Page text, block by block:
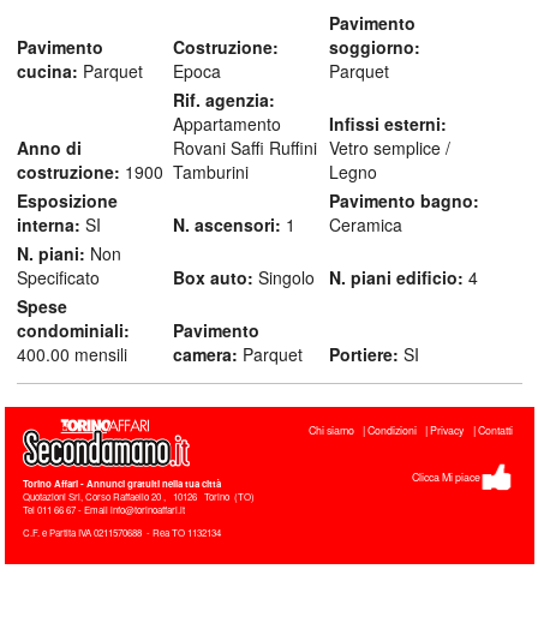
Pavimento
cucina: Parquet
Costruzione:
Epoca
Pavimento
soggiorno:
Parquet
Anno di
costruzione: 1900
Rif. agenzia:
Appartamento
Rovani Saffi Ruffini
Tamburini
Infissi esterni:
Vetro semplice /
Legno
Esposizione
interna: SI N. ascensori: 1
Pavimento bagno:
Ceramica
N. piani: Non
Specificato
Box auto: Singolo N. piani edificio: 4
Spese
condominiali:
400.00 mensili
Pavimento
camera: Parquet Portiere: SI
Torino Affari- Annunci gratuiti nella tua città
Quotazioni Srl, Corso Raffaello 20, 10126 Torino (TO)
Tel011 66 67 - Email info@torinoaffari.it
C.F. e Partita IVA 0211570688 - Rea TO 1132134
Chi siamo Condizioni Privacy Contatti
Clicca Mi piace